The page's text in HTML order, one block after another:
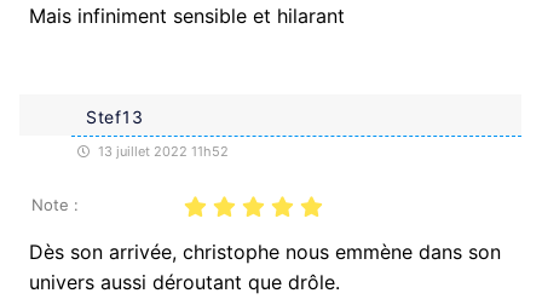
Mais infiniment sensible et hilarant
Stef13
13 juillet 2022 11h52
Note :
Dès son arrivée, christophe nous emmène dans son
univers aussi déroutant que drôle.